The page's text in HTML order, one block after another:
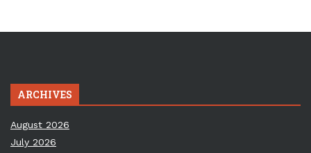
ARCHIVES
August 2026
July 2026